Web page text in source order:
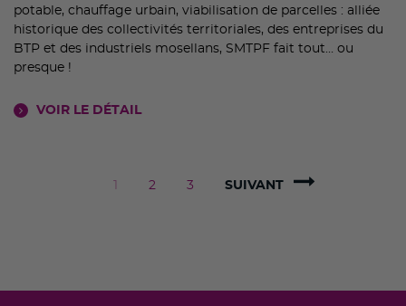
potable, chauffage urbain, viabilisation de parcelles : alliée
historique des collectivités territoriales, des entreprises du
BTP et des industriels mosellans, SMTPF fait tout… ou
presque !
VOIR LE DÉTAIL
2 3 SUIVANT